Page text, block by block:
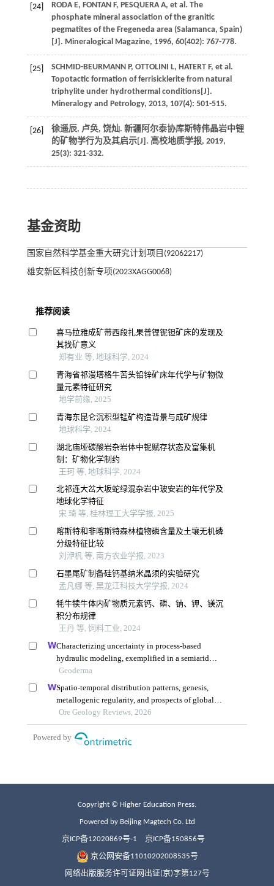
[24] RODA E, FONTAN F, PESQUERA A, et al. The
phosphate mineral association of the granitic
pegmatites of the Fregeneda area (Salamanca, Spain)
[J]. Mineralogical Magazine, 1996, 60(402): 767-778.
[25] SCHMID-BEURMANN P, OTTOLINI L, HATERT F, et al.
Topotactic formation of ferrisicklerite from natural
triphylite under hydrothermal conditions[J].
Mineralogy and Petrology, 2013, 107(4): 501-515.
[26]
徐遥辰, 卢奂, 饶灿. 新疆阿尔泰协库斯特伟晶岩中锂
的矿物学行为及其启示[J]. 高校地质学报, 2019,
25(3): 321-332.
基金资助
国家自然科学基金重大研究计划项目(92062217)
雄安新区科技创新专项(2023XAGG0068)
Copyright © Higher Education Press.
Powered by Beijing Magtech Co. Ltd
京ICP备12020869号-1 京ICP备150856号
京公网安备11010202008535号
网络出版服务许可证网出证(京)字第127号